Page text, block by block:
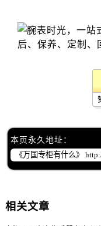
本页永久地址：
相关文章